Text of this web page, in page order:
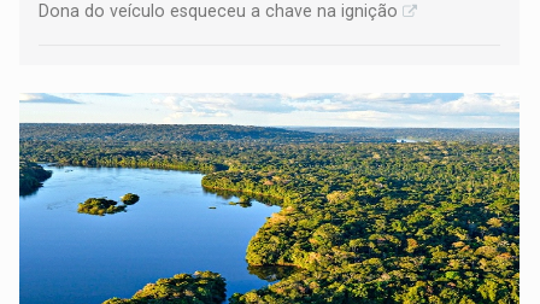
Dona do veículo esqueceu a chave na ignição